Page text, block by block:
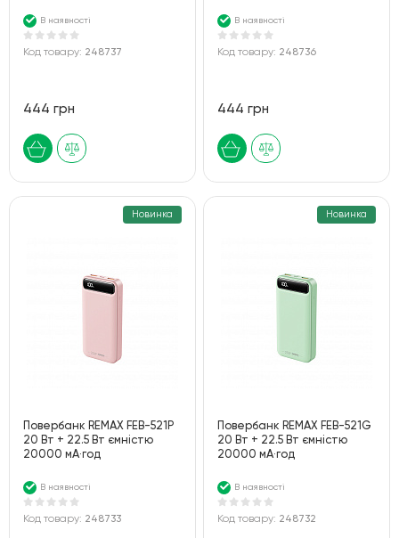
В наявності
Код товару: 248737
444 грн
В наявності
Код товару: 248736
444 грн
Новинка
Повербанк REMAX FEB-521P
20 Вт + 22.5 Вт ємністю
20000 мА·год
В наявності
Код товару: 248733
Новинка
Повербанк REMAX FEB-521G
20 Вт + 22.5 Вт ємністю
20000 мА·год
В наявності
Код товару: 248732